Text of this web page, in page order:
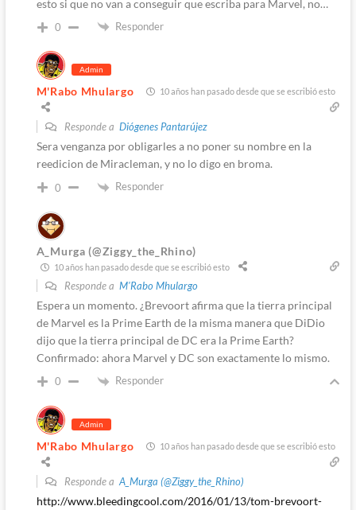
esto si que no van a conseguir que escriba para Marvel, no…
0 Responder
Admin
M'Rabo Mhulargo 10 años han pasado desde que se escribió esto
Responde a Diógenes Pantarújez
Sera venganza por obligarles a no poner su nombre en la
reedicion de Miracleman, y no lo digo en broma.
0 Responder
A_Murga (@Ziggy_the_Rhino)
10 años han pasado desde que se escribió esto
Responde a M'Rabo Mhulargo
Espera un momento. ¿Brevoort afirma que la tierra principal
de Marvel es la Prime Earth de la misma manera que DiDio
dijo que la tierra principal de DC era la Prime Earth?
Confirmado: ahora Marvel y DC son exactamente lo mismo.
0 Responder
Admin
M'Rabo Mhulargo 10 años han pasado desde que se escribió esto
Responde a A_Murga (@Ziggy_the_Rhino)
http://www.bleedingcool.com/2016/01/13/tom-brevoort-